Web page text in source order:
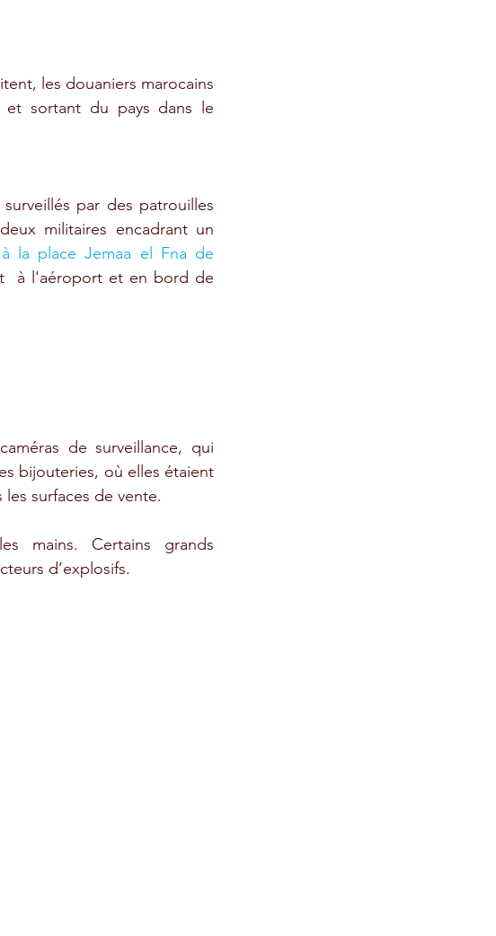
les douaniers marocains
sortant du pays dans le
par des patrouilles
militaires encadrant un
à la place Jemaa el Fna de
à l'aéroport et en bord de
de surveillance, qui
bijouteries, où elles étaient
surfaces de vente.
mains. Certains grands
d’explosifs.